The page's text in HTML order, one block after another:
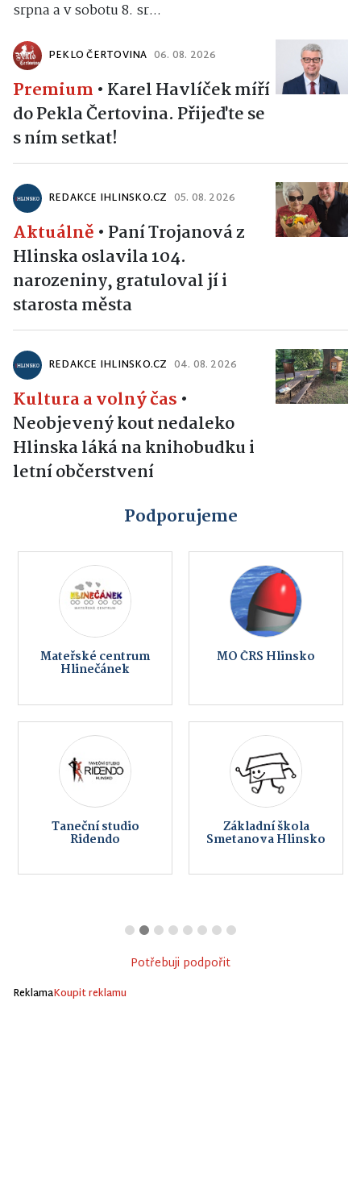
srpna a v sobotu 8. sr...
PEKLO ČERTOVINA 06. 08. 2026
Premium • Karel Havlíček míří
do Pekla Čertovina. Přijeďte se
s ním setkat!
REDAKCE IHLINSKO.CZ 05. 08. 2026
Aktuálně • Paní Trojanová z
Hlinska oslavila 104.
narozeniny, gratuloval jí i
starosta města
REDAKCE IHLINSKO.CZ 04. 08. 2026
Kultura a volný čas •
Neobjevený kout nedaleko
Hlinska láká na knihobudku i
letní občerstvení
Podporujeme
Mateřské centrum
Hlinečánek
MO ČRS Hlinsko
Taneční studio
Ridendo
Základní škola
Smetanova Hlinsko
Potřebuji podpořit
ReklamaKoupit reklamu